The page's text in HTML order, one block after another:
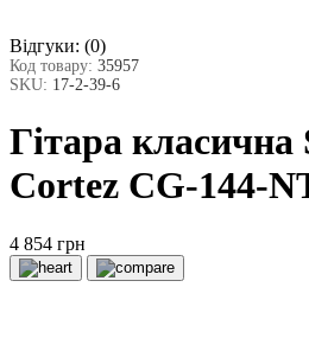
Відгуки: (0)
Код товару: 35957
SKU: 17-2-39-6
Гітара класична
Cortez CG-144-
4 854 грн